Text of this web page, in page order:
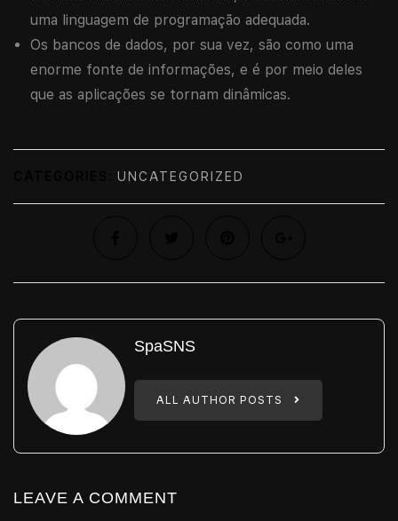
uma linguagem de programação adequada.
Os bancos de dados, por sua vez, são como uma
enorme fonte de informações, e é por meio deles
que as aplicações se tornam dinâmicas.
UNCATEGORIZED
SpaSNS
ALL AUTHOR POSTS
LEAVE A COMMENT